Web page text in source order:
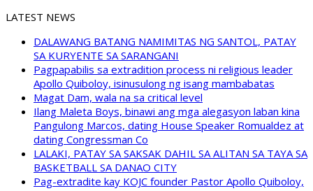
LATEST NEWS
DALAWANG BATANG NAMIMITAS NG SANTOL, PATAY
SA KURYENTE SA SARANGANI
Pagpapabilis sa extradition process ni religious leader
Apollo Quiboloy, isinusulong ng isang mambabatas
Magat Dam, wala na sa critical level
Ilang Maleta Boys, binawi ang mga alegasyon laban kina
Pangulong Marcos, dating House Speaker Romualdez at
dating Congressman Co
LALAKI, PATAY SA SAKSAK DAHIL SA ALITAN SA TAYA SA
BASKETBALL SA DANAO CITY
Pag-extradite kay KOJC founder Pastor Apollo Quiboloy,